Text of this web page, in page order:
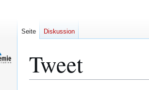
Tweet
Seite Diskussion